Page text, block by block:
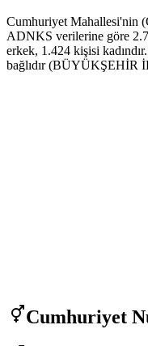
Cumhuriyet Mahallesi'nin
ADNKS verilerine göre
erkek, 1.424 kişisi
bağlıdır (BÜYÜKŞEHİR
Cumhuriyet